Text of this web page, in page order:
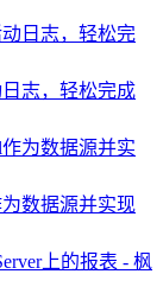
志，轻松完成
为数据源并实现